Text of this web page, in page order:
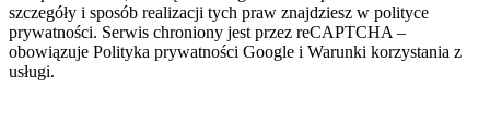
szczegóły i sposób realizacji tych praw znajdziesz w polityce
prywatności. Serwis chroniony jest przez reCAPTCHA –
obowiązuje Polityka prywatności Google i Warunki korzystania z
usługi.